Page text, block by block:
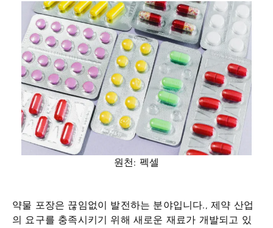
원천: 펙셀
약물 포장은 끊임없이 발전하는 분야입니다., 제약 산업
의 요구를 충족시키기 위해 새로운 재료가 개발되고 있